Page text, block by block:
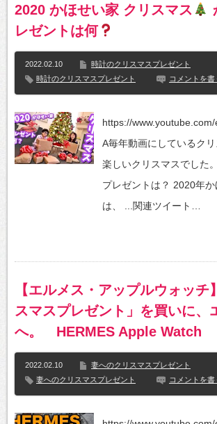
2020 かほせい家 クリスマス
レゼントは何
2022.02.10
時計のクリスマスプレゼント
時計のクリスマスプレゼント
コメントを書
https://
A毎年動画にしているク
楽しいクリスマスでした
プレゼントは？ 2020年
は、 ...関連ツイート…
【エルメス・アップルウォッチ
スマスプレゼント」を買いに、
へ。 HERMES Apple Watch
2022.02.10
妻へのクリスマスプレゼント
妻へのクリスマスプレゼント
コメントを書